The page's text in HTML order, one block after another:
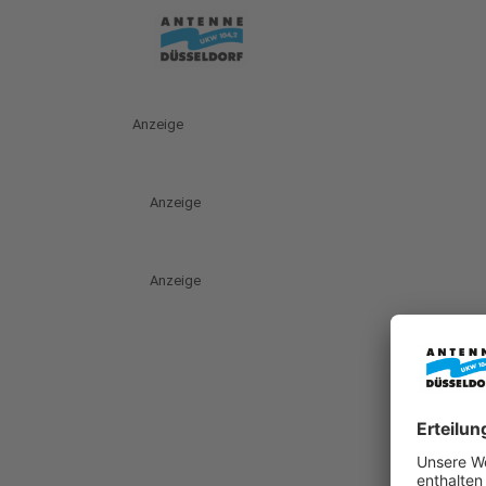
Anzeige
Anzeige
Anzeige